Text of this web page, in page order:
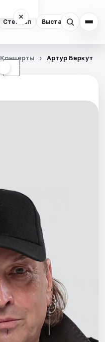
Стендап Выставки
×
☾
Концерты Артур Беркут